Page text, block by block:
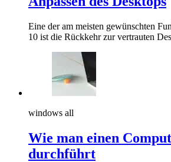
Eine der am meisten gewünschten
10 ist die Rückkehr zur vertrauten
windows all
Wie man einen
durchführt